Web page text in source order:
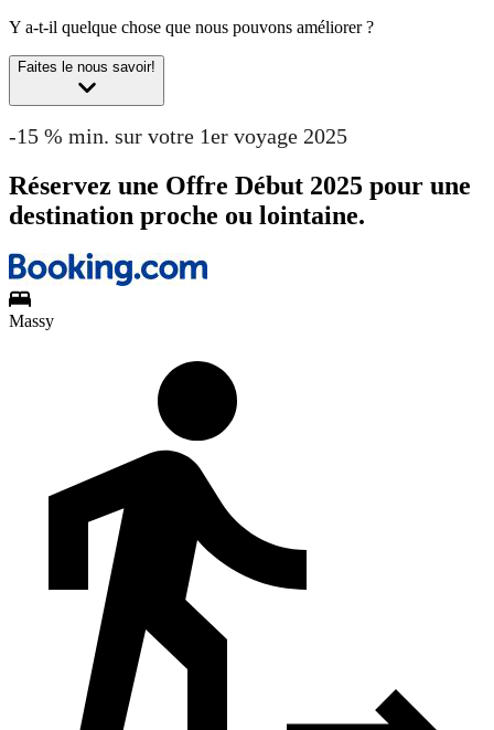
Y a-t-il quelque chose que nous pouvons améliorer ?
Faites le nous savoir!
-15 % min. sur votre 1er voyage 2025
Réservez une Offre Début 2025 pour une
destination proche ou lointaine.
Massy